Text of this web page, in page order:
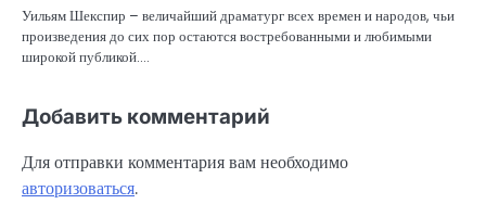
Уильям Шекспир – величайший драматург всех времен и народов, чьи
произведения до сих пор остаются востребованными и любимыми
широкой публикой.…
Добавить комментарий
Для отправки комментария вам необходимо
авторизоваться.